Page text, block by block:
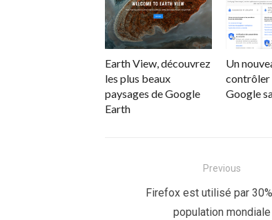
Earth View, découvrez
les plus beaux
paysages de Google
Earth
Un
contrôler
Google
Previous
Previous
Firefox est utilisé par
population mondiale